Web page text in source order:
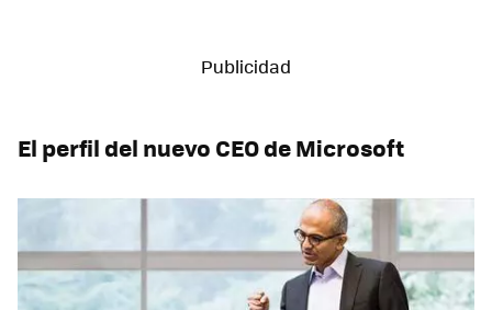
El perfil del nuevo CEO de Microsoft